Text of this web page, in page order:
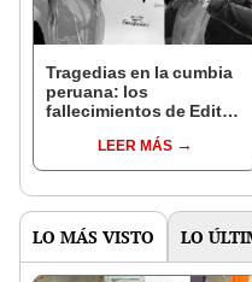
Tragedias en la cumbia
peruana: los
fallecimientos de Edita
más artistas que
conmocionaron al Perú
LEER MÁS
LO MÁS VISTO LO